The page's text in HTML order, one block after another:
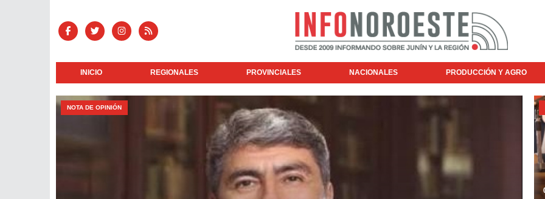
INICIO REGIONALES PROVINCIALES NACIONALES PRODUCCIÓN Y AGRO
NOTA DE OPINIÓN